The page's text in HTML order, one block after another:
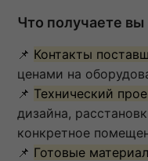
Что получаете вы
📌 Контакты
ценами на
📌 Технический
дизайна,
конкретное
📌 Готовые